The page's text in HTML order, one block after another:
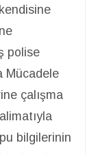
polise
Mücadele
çalışma
bilgilerinin